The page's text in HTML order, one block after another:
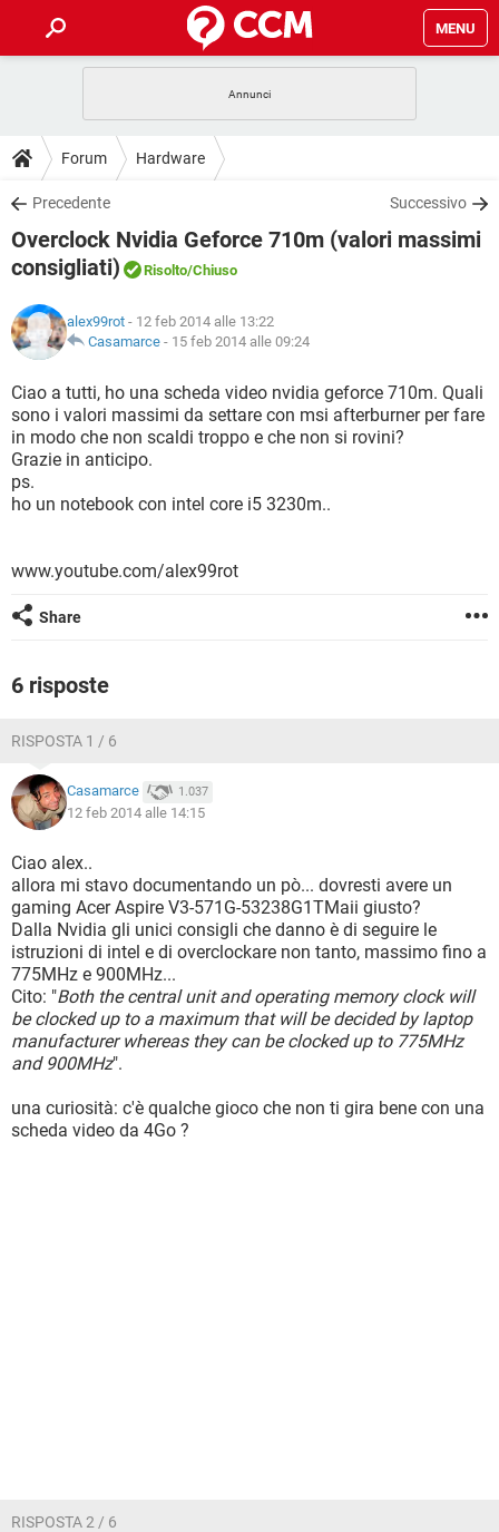
MENU
INTRATTENIMENTO
iOS
INSTAGRAM WHATSAPP
TIKTOK
HARDWARE
GUIDE
COVID-19
iOS
TIKTOK FACEBOOK
DOWNLOAD
COVID-19 GAMING
INTRATTENIMENTO
iOS WINDOWS 10
INSTAGRAM
TIKTOK FACEBOOK
HARDWARE
FORUM
INTRATTENIMENTO ANDROID
INSTAGRAM WHATSAPP
TIKTOK
HARDWARE
GLOSSARIO
COVID-19
INTRATTENIMENTO ANDROID
iOS WINDOWS 10
INSTAGRAM
TIKTOK FACEBOOK
Forum Hardware
Precedente Successivo
Overclock Nvidia Geforce 710m (valori massimi
consigliati)
Risolto/Chiuso
alex99rot - 12 feb 2014 alle 13:22
Casamarce - 15 feb 2014 alle 09:24
Ciao a tutti, ho una scheda video nvidia geforce 710m. Quali
sono i valori massimi da settare con msi afterburner per fare
in modo che non scaldi troppo e che non si rovini?
Grazie in anticipo.
ps.
ho un notebook con intel core i5 3230m..
www.youtube.com/alex99rot
Share
6 risposte
RISPOSTA 1 / 6
Casamarce 1.037
12 feb 2014 alle 14:15
Ciao alex..
allora mi stavo documentando un pò... dovresti avere un
gaming Acer Aspire V3-571G-53238G1TMaii giusto?
Dalla Nvidia gli unici consigli che danno è di seguire le
istruzioni di intel e di overclockare non tanto, massimo fino a
775MHz e 900MHz...
Cito: "Both the central unit and operating memory clock will
be clocked up to a maximum that will be decided by laptop
manufacturer whereas they can be clocked up to 775MHz
and 900MHz".
una curiosità: c'è qualche gioco che non ti gira bene con una
scheda video da 4Go ?
RISPOSTA 2 / 6